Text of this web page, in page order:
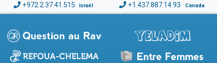
+972.2.37.41.515 Israël +1.437.887.14.93 Canada